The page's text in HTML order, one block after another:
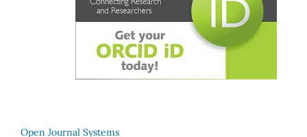
Open Journal Systems